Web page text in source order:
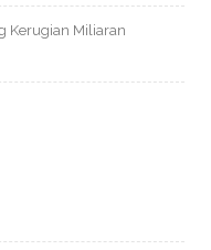
Kerugian Miliaran